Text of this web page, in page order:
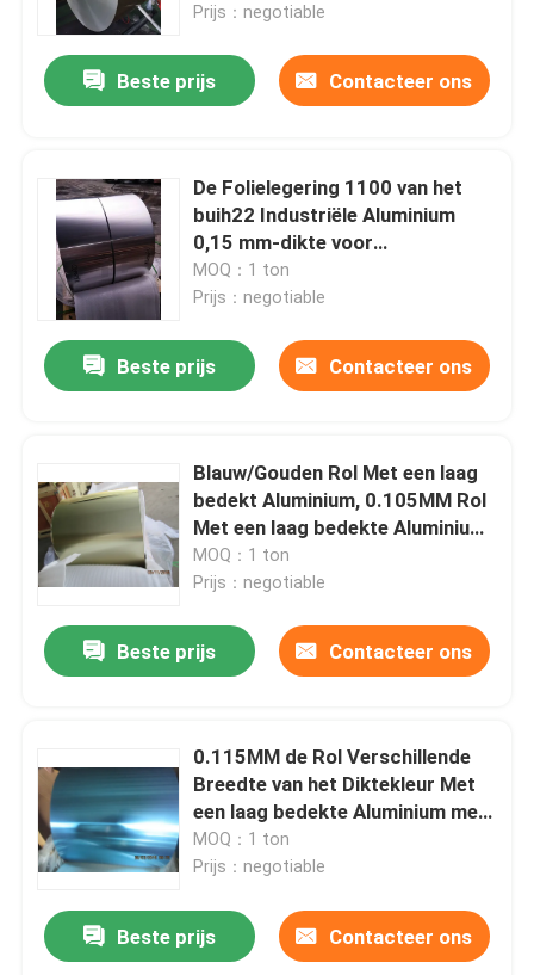
Prijs：negotiable
Beste prijs Contacteer ons
De Folielegering 1100 van het
buih22 Industriële Aluminium
0,15 mm-dikte voor
Airconditioner
MOQ：1 ton
Prijs：negotiable
Beste prijs Contacteer ons
Blauw/Gouden Rol Met een laag
bedekt Aluminium, 0.105MM Rol
Met een laag bedekte Aluminium
Verschillende Breedte
MOQ：1 ton
Prijs：negotiable
Beste prijs Contacteer ons
0.115MM de Rol Verschillende
Breedte van het Diktekleur Met
een laag bedekte Aluminium met
Hydrophobic Deklaag
MOQ：1 ton
Prijs：negotiable
Beste prijs Contacteer ons